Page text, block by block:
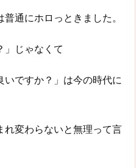
通にホロっときました。
」じゃなくて
いですか？」は今の時代に
れ変わらないと無理って言